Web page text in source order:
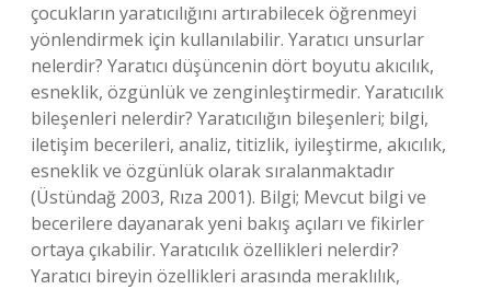
çocukların yaratıcılığını artırabilecek öğrenmeyi
yönlendirmek için kullanılabilir. Yaratıcı unsurlar
nelerdir? Yaratıcı düşüncenin dört boyutu akıcılık,
esneklik, özgünlük ve zenginleştirmedir. Yaratıcılık
bileşenleri nelerdir? Yaratıcılığın bileşenleri; bilgi,
iletişim becerileri, analiz, titizlik, iyileştirme, akıcılık,
esneklik ve özgünlük olarak sıralanmaktadır
(Üstündağ 2003, Rıza 2001). Bilgi; Mevcut bilgi ve
becerilere dayanarak yeni bakış açıları ve fikirler
ortaya çıkabilir. Yaratıcılık özellikleri nelerdir?
Yaratıcı bireyin özellikleri arasında meraklılık,